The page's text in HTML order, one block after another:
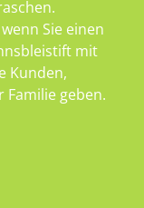
Sie einen
mit
Kunden,
geben.